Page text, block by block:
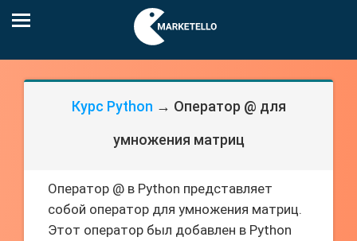
Курс Python → Оператор @ для
умножения матриц
Оператор @ в Python представляет
собой оператор для умножения матриц.
Этот оператор был добавлен в Python